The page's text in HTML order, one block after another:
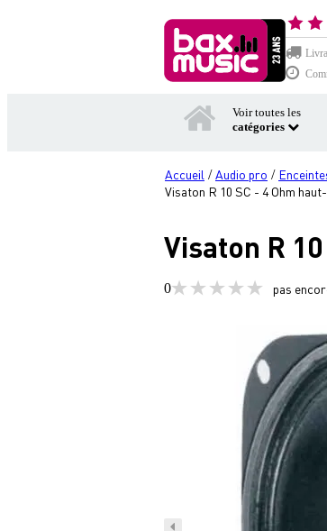
Voir toutes les
catégories
Accueil /Audio pro /
Visaton R 10 SC - 4 Ohm
Visaton R
0 pas